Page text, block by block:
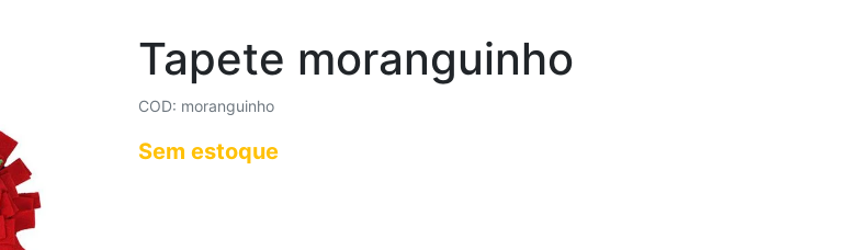
Tapete moranguinho
COD: moranguinho
Sem estoque